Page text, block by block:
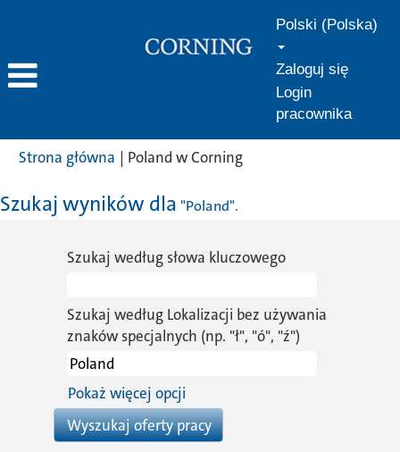
Polski (Polska)
Zaloguj się
Login
pracownika
Strona główna | Poland w Corning(bieżąca
Szukaj wyników dla "Poland".
Szukaj według słowa kluczowego
Szukaj według Lokalizacji bez używania
znaków specjalnych (np. "ł", "ó", "ź")
Pokaż więcej opcji